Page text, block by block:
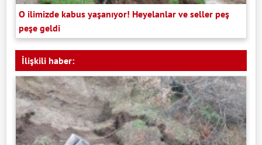
O ilimizde kabus yaşanıyor! Heyelanlar ve seller peş
peşe geldi
İlişkili haber: